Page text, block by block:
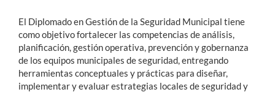
El Diplomado en Gestión de la Seguridad Municipal tiene
como objetivo fortalecer las competencias de análisis,
planificación, gestión operativa, prevención y gobernanza
de los equipos municipales de seguridad, entregando
herramientas conceptuales y prácticas para diseñar,
implementar y evaluar estrategias locales de seguridad y